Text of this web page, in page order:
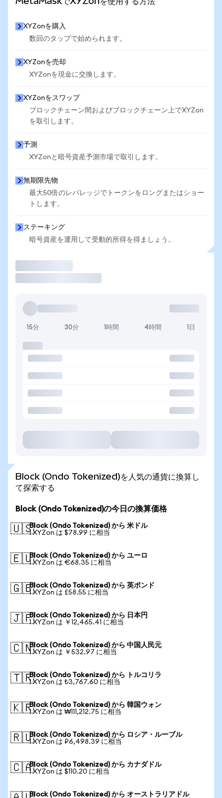
XYZonを購入
数回のタップで始められます。
XYZonを売却
XYZonを現金に交換します。
XYZonをスワップ
ブロックチェーン間およびブロックチェーン上でXYZon
を取引します。
予測
XYZonと暗号資産予測市場で取引します。
無期限先物
最大50倍のレバレッジでトークンをロングまたはショー
トします。
ステーキング
暗号資産を運用して受動的所得を得ましょう。
15分 30分 1時間 4時間 1日
Block (Ondo Tokenized)を人気の通貨に換算し
て探索する
Block (Ondo Tokenized)の今日の換算価格
🇺🇸Block (Ondo Tokenized) から 米ドル
1 XYZon は $78.99 に相当
🇪🇺Block (Ondo Tokenized) から ユーロ
1 XYZon は €68.35 に相当
🇬🇧Block (Ondo Tokenized) から 英ポンド
1 XYZon は £58.55 に相当
🇯🇵Block (Ondo Tokenized) から 日本円
1 XYZon は ￥12,465.41 に相当
🇨🇳Block (Ondo Tokenized) から 中国人民元
1 XYZon は ￥532.97 に相当
🇹🇷Block (Ondo Tokenized) から トルコリラ
1 XYZon は ₺3,767.60 に相当
🇰🇷Block (Ondo Tokenized) から 韓国ウォン
1 XYZon は ₩111,212.75 に相当
🇷🇺Block (Ondo Tokenized) から ロシア・ルーブル
1 XYZon は ₽6,498.39 に相当
🇨🇦Block (Ondo Tokenized) から カナダドル
1 XYZon は $110.20 に相当
Block (Ondo Tokenized) から オーストラリアドル